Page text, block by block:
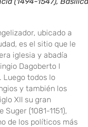
ubicado a
es el sitio que le
iglesia y abadía
Dagoberto I
Luego todos lo
y también los
XII su gran
(1081-1151),
de los políticos más